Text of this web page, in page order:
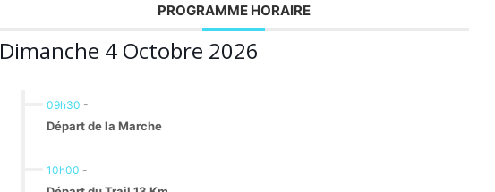
PROGRAMME HORAIRE
Dimanche 4 Octobre 2026
09h30 -
Départ de la Marche
10h00 -